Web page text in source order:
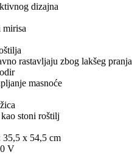
dizajna
mirisa
rastavljaju zbog lakšeg pranja
masnoće
stoni roštilj
35,5 x 54,5 cm
V